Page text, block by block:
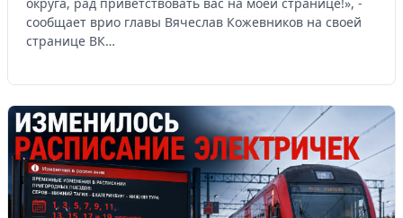
сообщает врио главы Вячеслав Кожевников на своей
странице ВК…